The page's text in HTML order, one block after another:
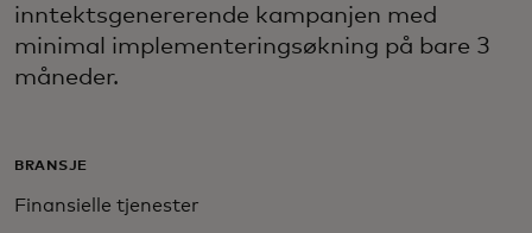
inntektsgenererende kampanjen med
minimal implementeringsøkning på bare 3
måneder.
BRANSJE
Finansielle tjenester